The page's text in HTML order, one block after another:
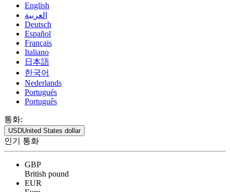
English
العربية
Deutsch
Español
Français
Italiano
日本語
한국어
Nederlands
Portugués
Português
통화:
USDUnited States dollar
인기 통화
GBP
British pound
EUR